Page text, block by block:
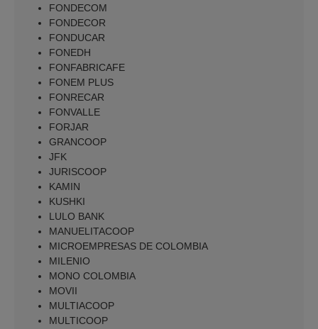
FONDECOM
FONDECOR
FONDUCAR
FONEDH
FONFABRICAFE
FONEM PLUS
FONRECAR
FONVALLE
FORJAR
GRANCOOP
JFK
JURISCOOP
KAMIN
KUSHKI
LULO BANK
MANUELITACOOP
MICROEMPRESAS DE COLOMBIA
MILENIO
MONO COLOMBIA
MOVII
MULTIACOOP
MULTICOOP